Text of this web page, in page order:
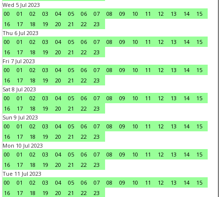
Wed 5 Jul 2023
00
01 02 03 04 05 06 07 08 09 10 11 12 13 14
15
16
17 18 19 20 21 22
23
Thu 6 Jul 2023
00
01 02 03 04 05 06 07 08 09 10 11 12 13 14
15
16
17 18 19 20 21 22
23
Fri 7 Jul 2023
00
01 02 03 04 05 06 07 08 09 10 11 12 13 14
15
16
17 18 19 20 21 22
23
Sat 8 Jul 2023
00
01 02 03 04 05 06 07 08 09 10 11 12 13 14
15
16
17 18 19 20 21 22
23
Sun 9 Jul 2023
00
01 02 03 04 05 06 07 08 09 10 11 12 13 14
15
16
17 18 19 20 21 22
23
Mon 10 Jul 2023
00
01 02 03 04 05 06 07 08 09 10 11 12 13 14
15
16
17 18 19 20 21 22
23
Tue 11 Jul 2023
00
01 02 03 04 05 06 07 08 09 10 11 12 13 14
15
16
17 18 19 20 21 22
23